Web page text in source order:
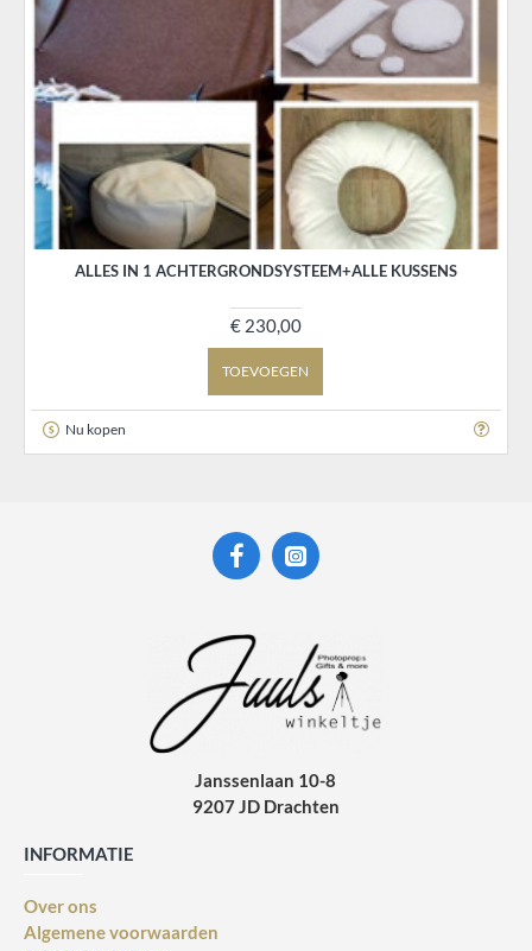
ALLES IN 1 ACHTERGRONDSYSTEEM+ALLE KUSSENS
€ 230,00
TOEVOEGEN
Nu kopen
Janssenlaan 10-8
9207 JD Drachten
INFORMATIE
Over ons
Algemene voorwaarden